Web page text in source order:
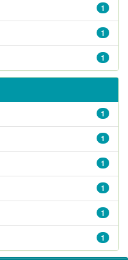
1
1
1
1
1
1
1
1
1